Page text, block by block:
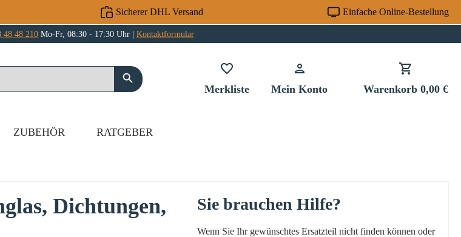
Sicherer DHL Versand Einfache Online-Bestellung
48 48 210Mo-Fr, 08:30 - 17:30 Uhr | Kontaktformular
MerklisteDu hast 0 Produkte auf dem Merkzettel
Mein Konto Warenkorb 0,00 €
ZUBEHÖR RATGEBER
Dichtungen,
Sie brauchen Hilfe?
Wenn Sie Ihr gewünschtes Ersatzteil nicht finden können oder